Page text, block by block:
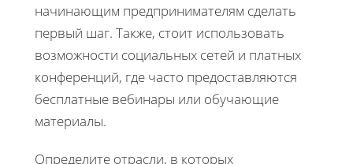
начинающим предпринимателям сделать
первый шаг. Также, стоит использовать
возможности социальных сетей и платных
конференций, где часто предоставляются
бесплатные вебинары или обучающие
материалы.
Определите отрасли, в которых